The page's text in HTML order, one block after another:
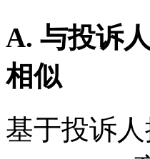
A. 与投诉
相似
基于投诉